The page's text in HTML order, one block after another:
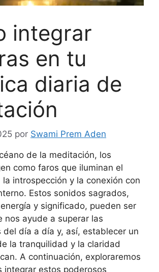
integrar
en tu
diaria de
por Swami Prem Aden
de la meditación, los
como faros que iluminan el
la introspección y la conexión con
Estos sonidos sagrados,
y significado, pueden ser
nos ayude a superar las
del día a día y, así, establecer un
la tranquilidad y la claridad
A continuación, exploraremos
integrar estos poderosos